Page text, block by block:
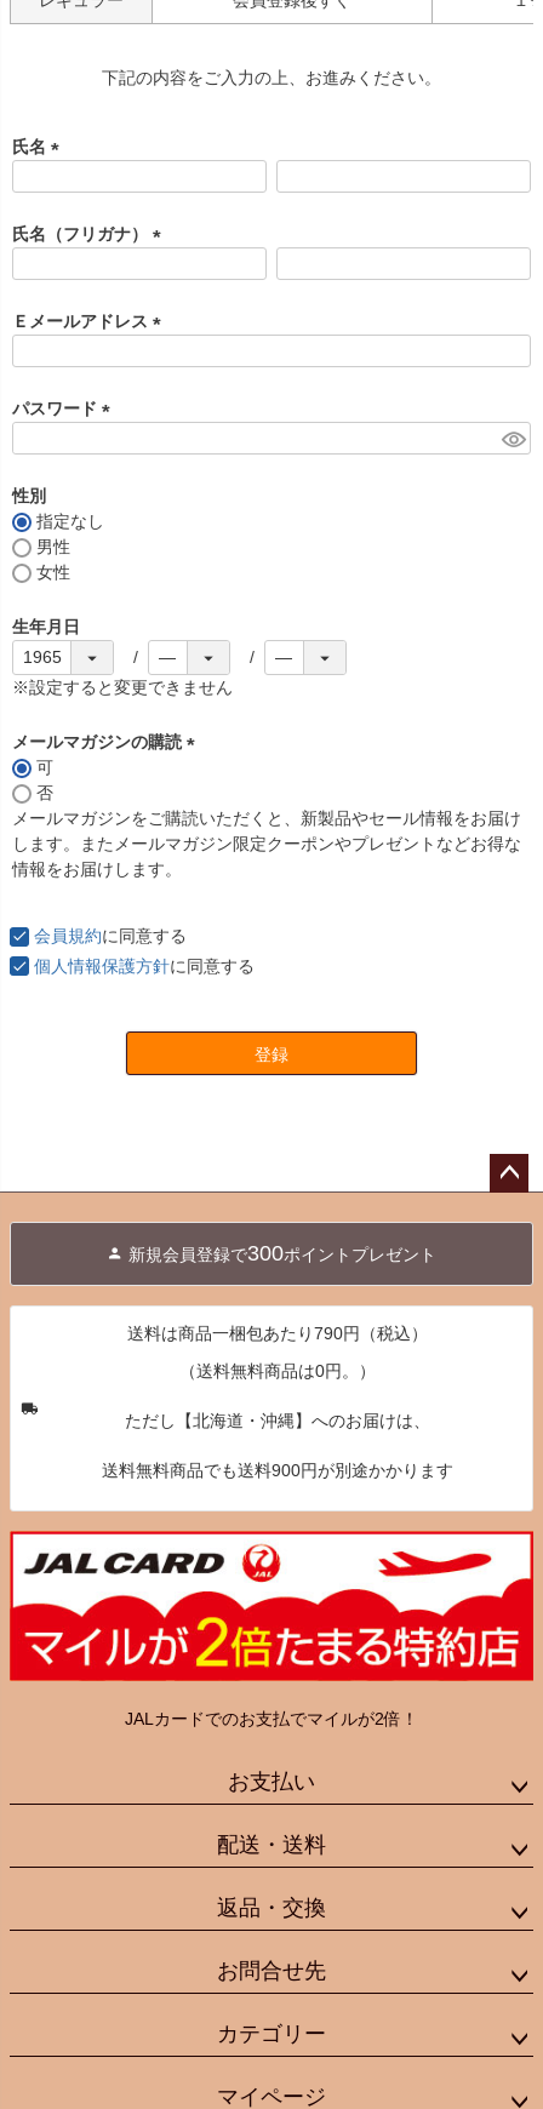
下記の内容をご入力の上、お進みください。
氏名
須
)
氏名（フリガナ）
須
)
Ｅメールアドレス
)
パスワード
性別
指定なし
男性
女性
生年月日
※設定すると変更できません
メールマガジンの購読
須
)
可
否
メールマガジンをご購読いただくと、新製品やセール情報をお届け
します。またメールマガジン限定クーポンやプレゼントなどお得な
情報をお届けします。
会員規約に同意する
個人情報保護方針に同意する
登録
へ
新規会員登録で300ポイントプレゼント
送料は商品一梱包あたり790円（税込）
（送料無料商品は0円。）
ただし【北海道・沖縄】へのお届けは、
送料無料商品でも送料900円が別途かかります
JALカードでのお支払でマイルが2倍！
お支払い
配送・送料
返品・交換
お問合せ先
カテゴリー
マイページ